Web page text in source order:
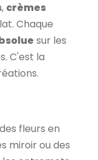
, crèmes
Chaque
sur les
C'est la
fleurs en
miroir ou des